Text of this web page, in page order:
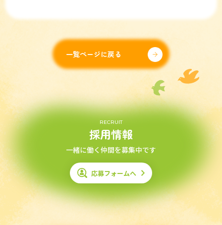
一覧ページに戻る
RECRUIT
採用情報
一緒に働く仲間を募集中です
応募フォームへ